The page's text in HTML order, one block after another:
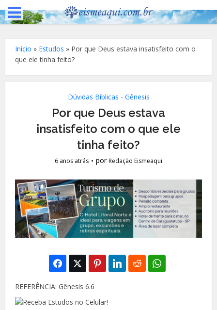
Início » Estudos » Por que Deus estava insatisfeito com o
que ele tinha feito?
Dúvidas Bíblicas - Gênesis
Por que Deus estava
insatisfeito com o que ele
tinha feito?
6 anos atrás porRedação Eismeaqui
REFERÊNCIA: Gênesis 6.6